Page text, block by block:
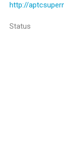
http://
Status